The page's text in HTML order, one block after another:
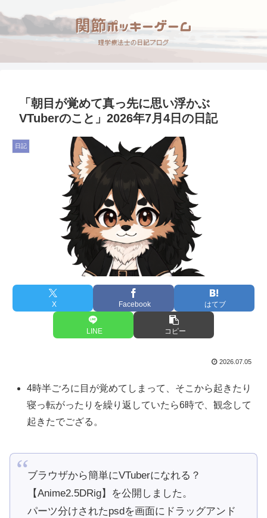
「朝目が覚めて真っ先に思い浮かぶ
VTuberのこと」2026年7月4日の日記
日記
X Facebook はてブ
LINE コピー
2026.07.05
4時半ごろに目が覚めてしまって、そこから起きたり
寝っ転がったりを繰り返していたら6時で、観念して
起きたでござる。
ブラウザから簡単にVTuberになれる？
【Anime2.5DRig】を公開しました。
パーツ分けされたpsdを画面にドラッグアンド